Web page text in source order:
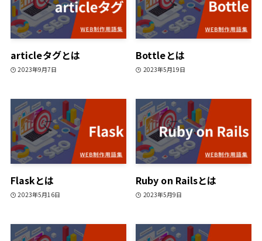
articleタグとは
2023年9月7日
Bottleとは
2023年5月19日
Flaskとは
2023年5月16日
Ruby on Railsとは
2023年5月9日